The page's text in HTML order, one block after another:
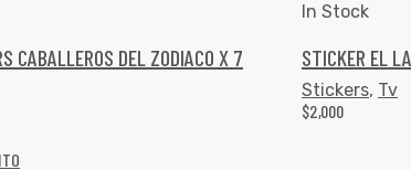
CABALLEROS DEL ZODIACO X 7
In Stock
STICKER EL
Stickers, Tv
$2,000